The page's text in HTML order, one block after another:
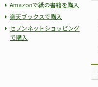
Amazonで紙の書籍を購入
楽天ブックスで購入
セブンネットショッピング
で購入